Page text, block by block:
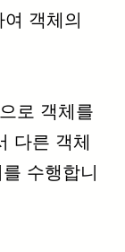
객체의
로 객체를
다른 객체
수행합니